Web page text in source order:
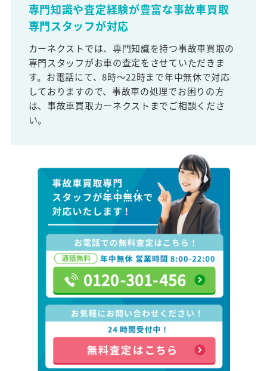
専門知識や査定経験が豊富な事故車買取
専門スタッフが対応
カーネクストでは、専門知識を持つ事故車買取の
専門スタッフがお車の査定をさせていただきま
す。お電話にて、8時～22時まで年中無休で対応
しておりますので、事故車の処理でお困りの方
は、事故車買取カーネクストまでご相談くださ
い。